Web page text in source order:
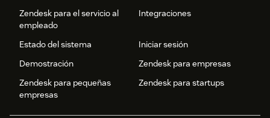
Zendesk para el servicio al
empleado
Integraciones
Estado del sistema
Iniciar sesión
Demostración
Zendesk para empresas
Zendesk para pequeñas
empresas
Zendesk para startups